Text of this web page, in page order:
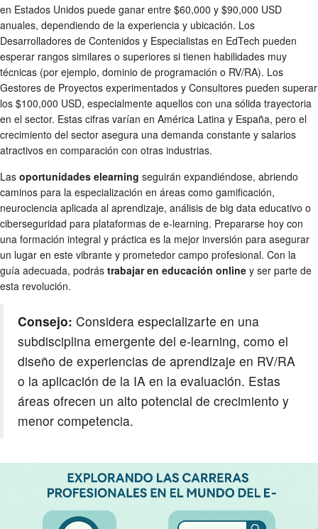
en Estados Unidos puede ganar entre $60,000 y $90,000 USD
anuales, dependiendo de la experiencia y ubicación. Los
Desarrolladores de Contenidos y Especialistas en EdTech pueden
esperar rangos similares o superiores si tienen habilidades muy
técnicas (por ejemplo, dominio de programación o RV/RA). Los
Gestores de Proyectos experimentados y Consultores pueden superar
los $100,000 USD, especialmente aquellos con una sólida trayectoria
en el sector. Estas cifras varían en América Latina y España, pero el
crecimiento del sector asegura una demanda constante y salarios
atractivos en comparación con otras industrias.
Las oportunidades elearning seguirán expandiéndose, abriendo
caminos para la especialización en áreas como gamificación,
neurociencia aplicada al aprendizaje, análisis de big data educativo o
ciberseguridad para plataformas de e-learning. Prepararse hoy con
una formación integral y práctica es la mejor inversión para asegurar
un lugar en este vibrante y prometedor campo profesional. Con la
guía adecuada, podrás trabajar en educación online y ser parte de
esta revolución.
Consejo: Considera especializarte en una
subdisciplina emergente del e-learning, como el
diseño de experiencias de aprendizaje en RV/RA
o la aplicación de la IA en la evaluación. Estas
áreas ofrecen un alto potencial de crecimiento y
menor competencia.